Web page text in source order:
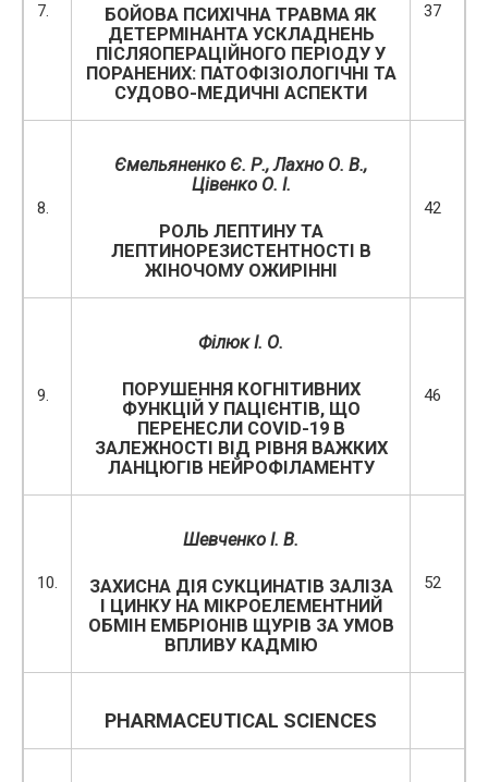
7.
БОЙОВА ПСИХІЧНА ТРАВМА ЯК
ДЕТЕРМІНАНТА УСКЛАДНЕНЬ
ПІСЛЯОПЕРАЦІЙНОГО ПЕРІОДУ У
ПОРАНЕНИХ: ПАТОФІЗІОЛОГІЧНІ ТА
СУДОВО-МЕДИЧНІ АСПЕКТИ
37
8.
Ємельяненко Є. Р., Лахно О. В.,
Цівенко О. І.
РОЛЬ ЛЕПТИНУ ТА
ЛЕПТИНОРЕЗИСТЕНТНОСТІ В
ЖІНОЧОМУ ОЖИРІННІ
42
9.
Філюк І. О.
ПОРУШЕННЯ КОГНІТИВНИХ
ФУНКЦІЙ У ПАЦІЄНТІВ, ЩО
ПЕРЕНЕСЛИ COVID-19 В
ЗАЛЕЖНОСТІ ВІД РІВНЯ ВАЖКИХ
ЛАНЦЮГІВ НЕЙРОФІЛАМЕНТУ
46
10.
Шевченко І. В.
ЗАХИСНА ДІЯ СУКЦИНАТІВ ЗАЛІЗА
І ЦИНКУ НА МІКРОЕЛЕМЕНТНИЙ
ОБМІН ЕМБРІОНІВ ЩУРІВ ЗА УМОВ
ВПЛИВУ КАДМІЮ
52
PHARMACEUTICAL SCIENCES